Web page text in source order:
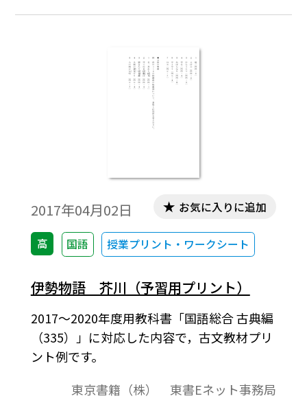
2017年04月02日
高 国語 授業プリント・ワークシート
お気に入りに追加
伊勢物語 芥川（予習用プリント）
2017～2020年度用教科書「国語総合 古典編
（335）」に対応した内容で，古文教材プリ
ント例です。
東京書籍（株） 東書Eネット事務局